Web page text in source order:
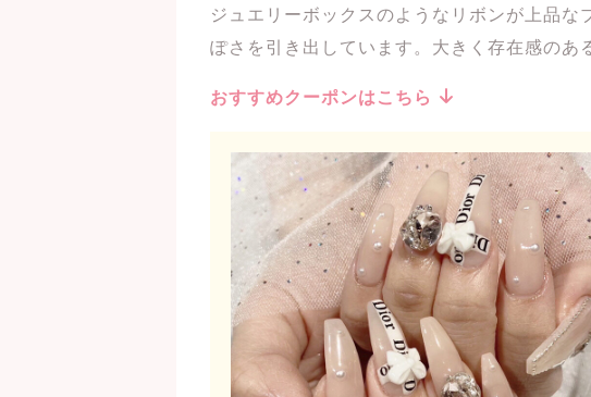
ジュエリーボックスのようなリボンが上品
ぽさを引き出しています。大きく存在感のあ
おすすめクーポンはこちら